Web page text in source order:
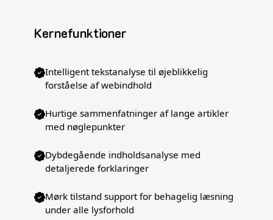
Kernefunktioner
Intelligent tekstanalyse til øjeblikkelig
forståelse af webindhold
Hurtige sammenfatninger af lange artikler
med nøglepunkter
Dybdegående indholdsanalyse med
detaljerede forklaringer
Mørk tilstand support for behagelig læsning
under alle lysforhold